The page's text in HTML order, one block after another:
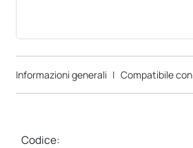
Informazioni generali | Compatibile con
Codice: